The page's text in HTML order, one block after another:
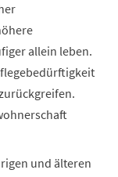
allein leben.
und älteren